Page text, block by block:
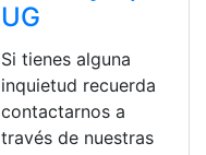
UG
Si tienes alguna
inquietud recuerda
contactarnos a
través de nuestras